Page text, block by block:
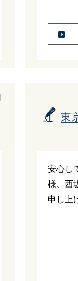
東
安心し
様、西
申し上